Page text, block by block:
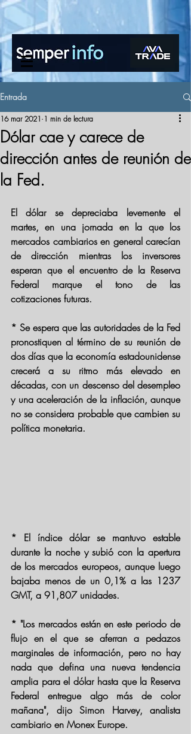
www.semperinfo.com
Entrada
Dólar cae y carece de
dirección antes de reunión de
la Fed.
16 mar 2021 1 min de lectura
El dólar se depreciaba levemente el
martes, en una jornada en la que los
mercados cambiarios en general carecían
de dirección mientras los inversores
esperan que el encuentro de la Reserva
Federal marque el tono de las
cotizaciones futuras.
* Se espera que las autoridades de la Fed
pronostiquen al término de su reunión de
dos días que la economía estadounidense
crecerá a su ritmo más elevado en
décadas, con un descenso del desempleo
y una aceleración de la inflación, aunque
no se considera probable que cambien su
política monetaria.
* El índice dólar se mantuvo estable
durante la noche y subió con la apertura
de los mercados europeos, aunque luego
bajaba menos de un 0,1% a las 1237
GMT, a 91,807 unidades.
* "Los mercados están en este periodo de
flujo en el que se aferran a pedazos
marginales de información, pero no hay
nada que defina una nueva tendencia
amplia para el dólar hasta que la Reserva
Federal entregue algo más de color
mañana", dijo Simon Harvey, analista
cambiario en Monex Europe.